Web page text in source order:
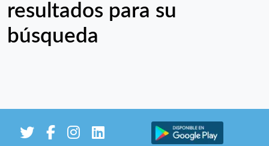
resultados para su
búsqueda